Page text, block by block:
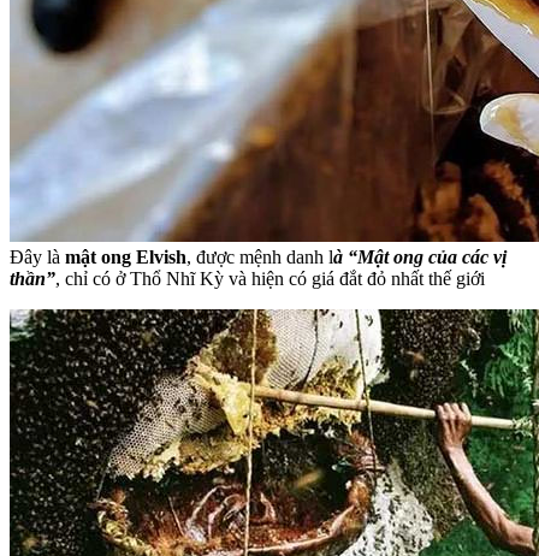
Đây là mật ong Elvish, được mệnh danh là “Mật ong của các vị
thần”, chỉ có ở Thổ Nhĩ Kỳ và hiện có giá đắt đỏ nhất thế giới